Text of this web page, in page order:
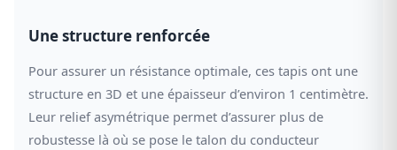
Une structure renforcée
Pour assurer un résistance optimale, ces tapis ont une
structure en 3D et une épaisseur d’environ 1 centimètre.
Leur relief asymétrique permet d’assurer plus de
robustesse là où se pose le talon du conducteur